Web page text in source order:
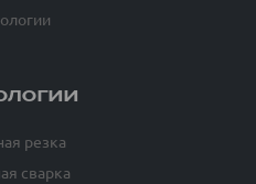
резка
сварка